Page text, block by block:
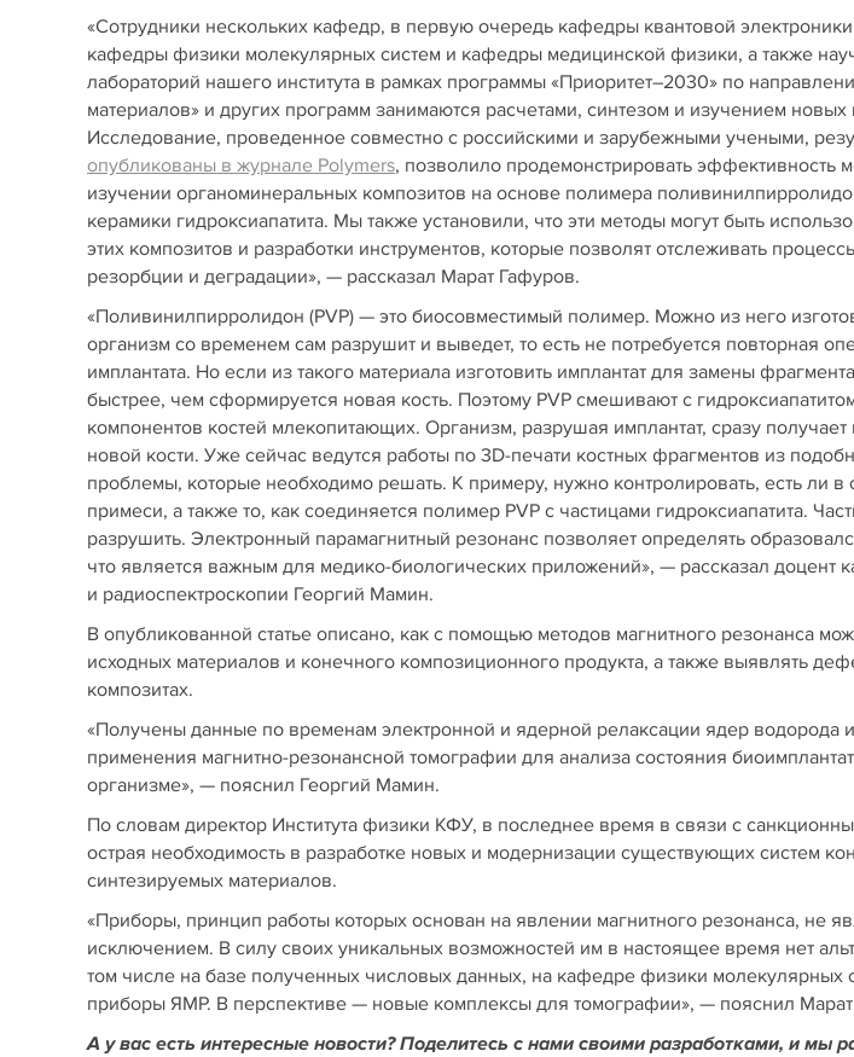
«Сотрудники нескольких кафедр, в первую очередь кафедры квантовой
кафедры физики молекулярных систем и кафедры медицинской физики, а также
лабораторий нашего института в рамках программы «Приоритет–2030» по
материалов» и других программ занимаются расчетами, синтезом и изучением
Исследование, проведенное совместно с российскими и зарубежными учеными,
опубликованы в журнале Polymers, позволило продемонстрировать эффективность
изучении органоминеральных композитов на основе полимера
керамики гидроксиапатита. Мы также установили, что эти методы могут быть
этих композитов и разработки инструментов, которые позволят отслеживать
резорбции и деградации», — рассказал Марат Гафуров.
«Поливинилпирролидон (PVP) — это биосовместимый полимер. Можно из него
организм со временем сам разрушит и выведет, то есть не потребуется повторная
имплантата. Но если из такого материала изготовить имплантат для замены
быстрее, чем сформируется новая кость. Поэтому PVP смешивают с
компонентов костей млекопитающих. Организм, разрушая имплантат, сразу получает
новой кости. Уже сейчас ведутся работы по 3D-печати костных фрагментов из
проблемы, которые необходимо решать. К примеру, нужно контролировать, есть ли
примеси, а также то, как соединяется полимер PVP с частицами гидроксиапатита.
разрушить. Электронный парамагнитный резонанс позволяет определять
что является важным для медико-биологических приложений», — рассказал доцент
и радиоспектроскопии Георгий Мамин.
В опубликованной статье описано, как с помощью методов магнитного резонанса
исходных материалов и конечного композиционного продукта, а также выявлять
композитах.
«Получены данные по временам электронной и ядерной релаксации ядер водорода
применения магнитно-резонансной томографии для анализа состояния
организме», — пояснил Георгий Мамин.
По словам директор Института физики КФУ, в последнее время в связи с
острая необходимость в разработке новых и модернизации существующих систем
синтезируемых материалов.
«Приборы, принцип работы которых основан на явлении магнитного резонанса, не
исключением. В силу своих уникальных возможностей им в настоящее время нет
том числе на базе полученных числовых данных, на кафедре физики молекулярных
приборы ЯМР. В перспективе — новые комплексы для томографии», — пояснил
А у вас есть интересные новости? Поделитесь с нами своими разработками, и мы